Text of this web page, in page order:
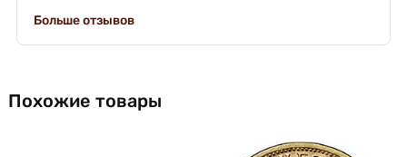
Больше отзывов
Похожие товары